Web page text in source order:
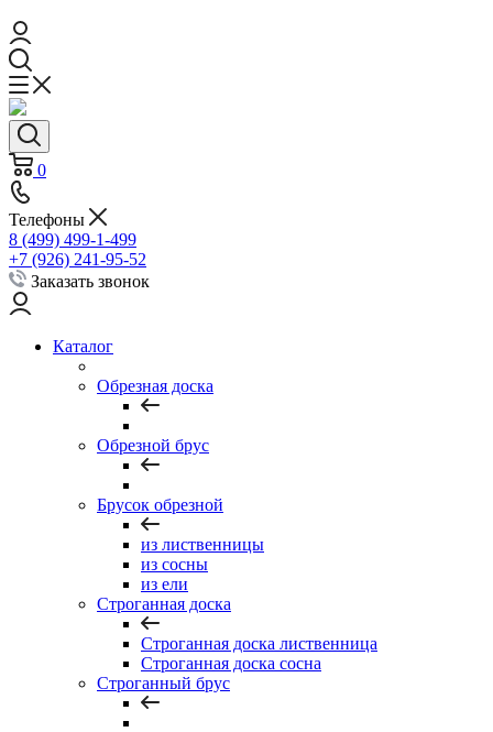
0
Телефоны
8 (499) 499-1-499
+7 (926) 241-95-52
Заказать звонок
Каталог
Обрезная доска
Обрезной брус
Брусок обрезной
из лиственницы
из сосны
из ели
Строганная доска
Строганная доска лиственница
Строганная доска сосна
Строганный брус